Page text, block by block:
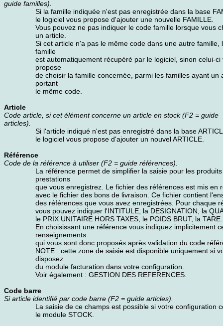
guide familles).
Si la famille indiquée n'est pas enregistrée dans la base
le logiciel vous propose d'ajouter une nouvelle FAMILLE.
Vous pouvez ne pas indiquer le code famille lorsque vous
un article.
Si cet article n'a pas le même code dans une autre famille,
famille
est automatiquement récupéré par le logiciel, sinon celui-ci
propose
de choisir la famille concernée, parmi les familles ayant un
portant
le même code.
Article
Code article, si cet élément concerne un article en stock (F2 = guide
articles).
Si l'article indiqué n'est pas enregistré dans la base
le logiciel vous propose d'ajouter un nouvel ARTICLE.
Référence
Code de la référence à utiliser (F2 = guide références).
La référence permet de simplifier la saisie pour les
prestations
que vous enregistrez. Le fichier des références est mis en
avec le fichier des bons de livraison. Ce fichier contient
des références que vous avez enregistrées. Pour chaque
vous pouvez indiquer l'INTITULE, la DESIGNATION, la
le PRIX UNITAIRE HORS TAXES, le POIDS BRUT, la TARE.
En choisissant une référence vous indiquez implicitement
renseignements
qui vous sont donc proposés après validation du code
NOTE : cette zone de saisie est disponible uniquement si
disposez
du module facturation dans votre configuration.
Voir également : GESTION DES REFERENCES.
Code barre
Si article identifié par code barre (F2 = guide articles).
La saisie de ce champs est possible si votre configuration
le module STOCK.